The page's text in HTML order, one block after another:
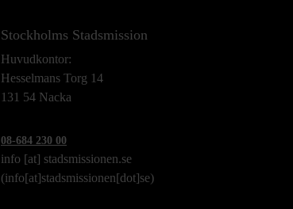
Stockholms Stadsmission
Huvudkontor:
Hesselmans Torg 14
131 54 Nacka
08-684 230 00
info [at] stadsmissionen.se
(info[at]stadsmissionen[dot]se)